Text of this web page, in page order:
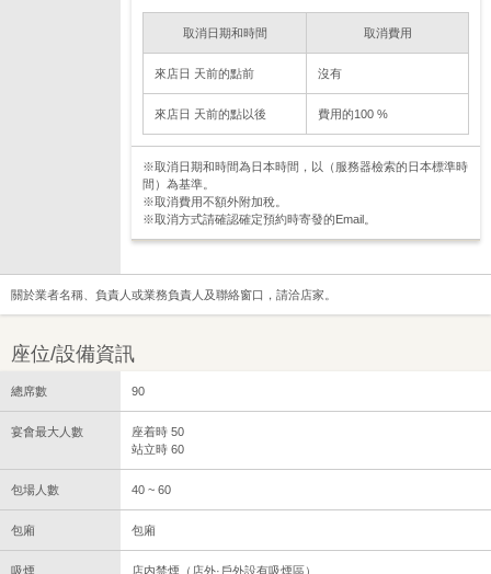
取消日期和時間 取消費用
來店日 天前的點前 沒有
來店日 天前的點以後 費用的100 %
※取消日期和時間為日本時間，以（服務器檢索的日本標準時
間）為基準。
※取消費用不額外附加稅。
※取消方式請確認確定預約時寄發的Email。
關於業者名稱、負責人或業務負責人及聯絡窗口，請洽店家。
座位/設備資訊
總席數 90
宴會最大人數
座着時 50
站立時 60
包場人數 40 ~ 60
包廂 包廂
吸煙 店内禁煙（店外·戶外設有吸煙區）